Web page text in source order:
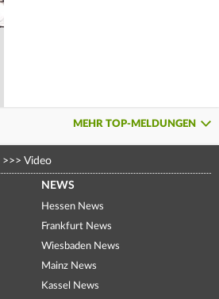
MEHR TOP-MELDUNGEN
>>> Video
NEWS
Hessen News
Frankfurt News
Wiesbaden News
Mainz News
Kassel News